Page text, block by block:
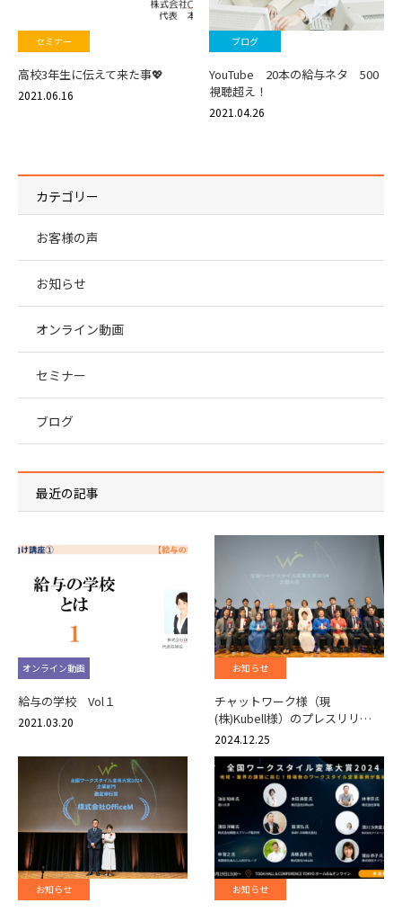
セミナー
高校3年生に伝えて来た事💖
2021.06.16
ブログ
YouTube 20本の給与ネタ 500
視聴超え！
2021.04.26
カテゴリー
お客様の声
お知らせ
オンライン動画
セミナー
ブログ
最近の記事
オンライン動画
給与の学校 Vol１
2021.03.20
お知らせ
チャットワーク様（現
(株)Kubell様）のプレスリリ…
2024.12.25
お知らせ お知らせ